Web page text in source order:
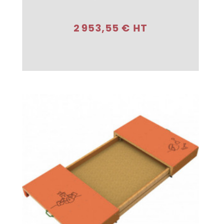
2 953,55 € HT